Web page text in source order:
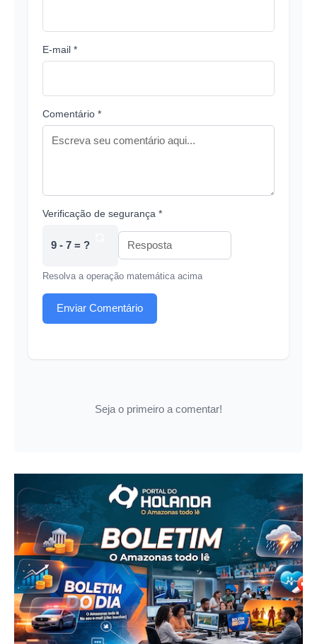
E-mail *
Comentário *
Verificação de segurança *
9 - 7 = ?
Resolva a operação matemática acima
Enviar Comentário
Seja o primeiro a comentar!